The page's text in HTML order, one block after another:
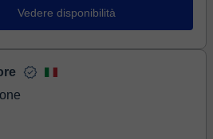
Vedere disponibilità